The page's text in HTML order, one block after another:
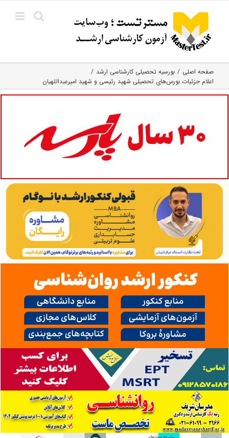
content
صفحه اصلی
بورسیه تحصیلی کارشناسی ارشد
اعلام جزئیات بورس‌های تحصیلی شهید رئیسی و شهید امیرعبداللهیان